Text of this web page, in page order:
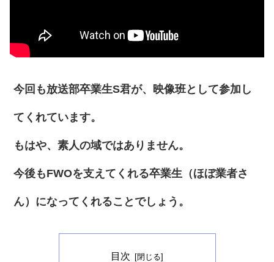
今回も放送部卒業生S君が、映像班として参加し
てくれています。
もはや、素人の域ではありません。
今後もFWOを支えてくれる卒業生（ほぼ業者さ
ん）になってくれることでしょう。
目次